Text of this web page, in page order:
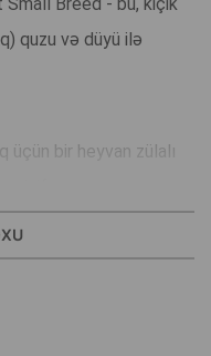
quzu və düyü ilə
üçün bir heyvan zülalı
endirir. Yem